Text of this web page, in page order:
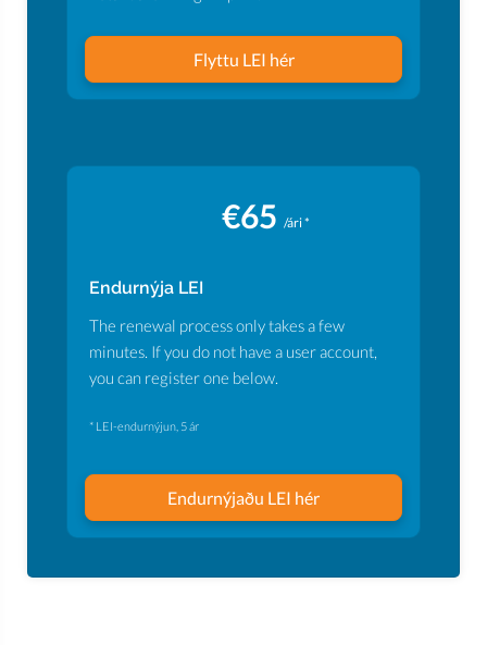
Flyttu LEI hér
€65 /ári *
Endurnýja LEI
The renewal process only takes a few
minutes. If you do not have a user account,
you can register one below.
* LEI-endurnýjun, 5 ár
Endurnýjaðu LEI hér